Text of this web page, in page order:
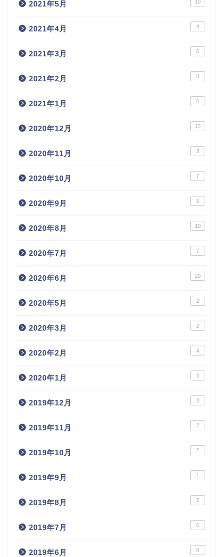
2021年5月 10
2021年4月 4
2021年3月 6
2021年2月 8
2021年1月 6
2020年12月 13
2020年11月 3
2020年10月 7
2020年9月 9
2020年8月 10
2020年7月 7
2020年6月 20
2020年5月 2
2020年3月 2
2020年2月 4
2020年1月 3
2019年12月 3
2019年11月 2
2019年10月 2
2019年9月 1
2019年8月 7
2019年7月 6
2019年6月 8